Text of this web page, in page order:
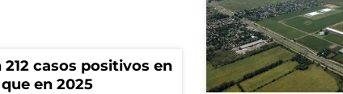
casos positivos en
en 2025